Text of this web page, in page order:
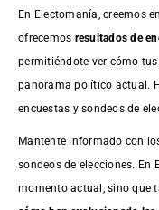
En Electomanía, creemos
ofrecemos resultados de
permitiéndote ver cómo
panorama político actual.
encuestas y sondeos de
Mantente informado con
sondeos de elecciones. En
momento actual, sino que